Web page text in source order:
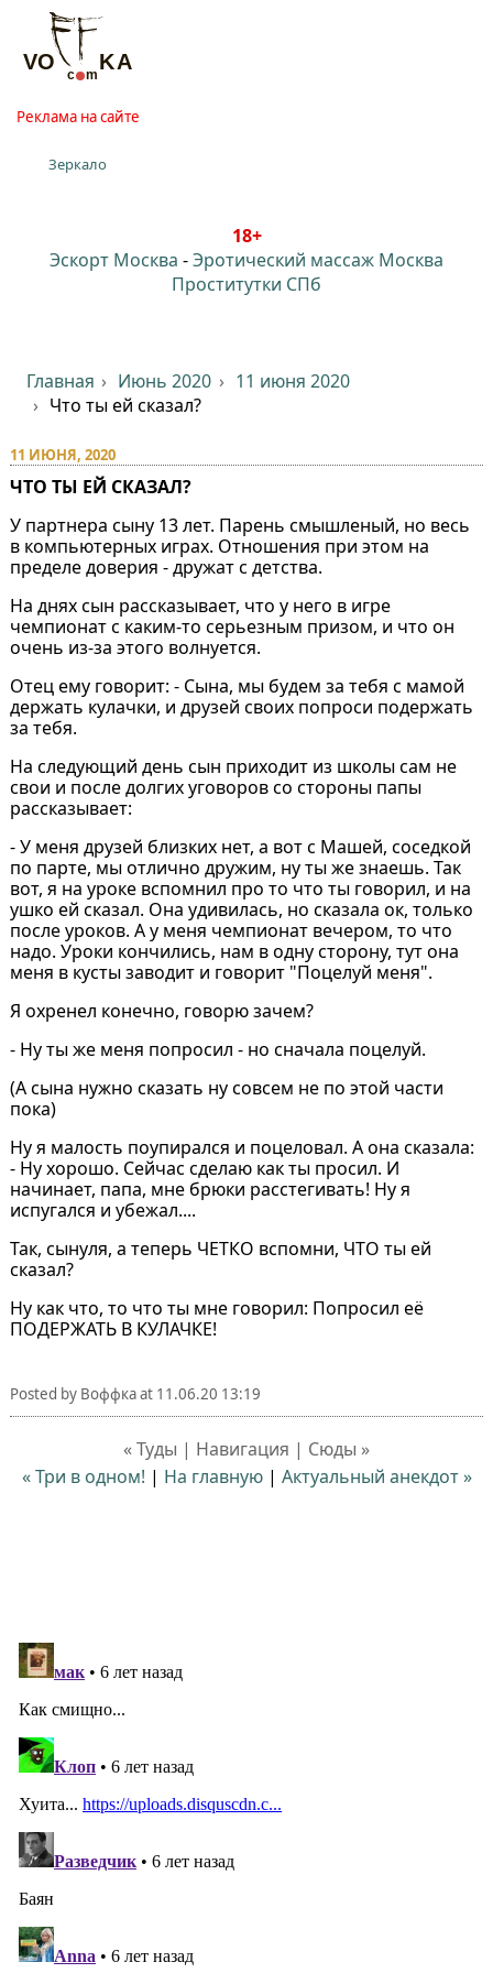
Реклама на сайте
Зеркало
18+
Эскорт Москва -Эротический массаж Москва
Проститутки СПб
Главная Июнь 2020
11 июня 2020
Что ты ей сказал?
11 ИЮНЯ, 2020
ЧТО ТЫ ЕЙ СКАЗАЛ?
У партнера сыну 13 лет. Парень смышленый, но весь
в компьютерных играх. Отношения при этом на
пределе доверия - дружат с детства.
На днях сын рассказывает, что у него в игре
чемпионат с каким-то серьезным призом, и что он
очень из-за этого волнуется.
Отец ему говорит: - Сына, мы будем за тебя с мамой
держать кулачки, и друзей своих попроси подержать
за тебя.
На следующий день сын приходит из школы сам не
свои и после долгих уговоров со стороны папы
рассказывает:
- У меня друзей близких нет, а вот с Машей, соседкой
по парте, мы отлично дружим, ну ты же знаешь. Так
вот, я на уроке вспомнил про то что ты говорил, и на
ушко ей сказал. Она удивилась, но сказала ок, только
после уроков. А у меня чемпионат вечером, то что
надо. Уроки кончились, нам в одну сторону, тут она
меня в кусты заводит и говорит "Поцелуй меня".
Я охренел конечно, говорю зачем?
- Ну ты же меня попросил - но сначала поцелуй.
(А сына нужно сказать ну совсем не по этой части
пока)
Ну я малость поупирался и поцеловал. А она сказала:
- Ну хорошо. Сейчас сделаю как ты просил. И
начинает, папа, мне брюки расстегивать! Ну я
испугался и убежал....
Так, сынуля, а теперь ЧЕТКО вспомни, ЧТО ты ей
сказал?
Ну как что, то что ты мне говорил: Попросил её
ПОДЕРЖАТЬ В КУЛАЧКЕ!
Posted by Воффкаat 11.06.20 13:19
« Туды | Навигация | Сюды »
« Три в одном! | На главную| Актуальный анекдот »